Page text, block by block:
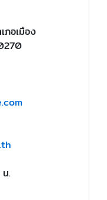
ภอเมือง
.